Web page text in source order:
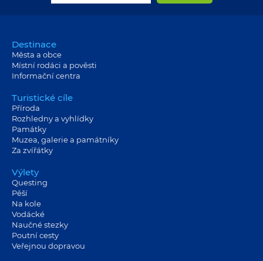
Destinace
Města a obce
Místní rodáci a pověsti
Informační centra
Turistické cíle
Příroda
Rozhledny a vyhlídky
Památky
Muzea, galerie a památníky
Za zvířátky
Výlety
Questing
Pěší
Na kole
Vodácké
Naučné stezky
Poutní cesty
Veřejnou dopravou